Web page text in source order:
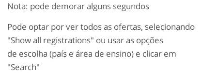
Nota: pode demorar alguns segundos
Pode optar por ver todos as ofertas, selecionando
"Show all registrations" ou usar as opções
de escolha (país e área de ensino) e clicar em
"Search"